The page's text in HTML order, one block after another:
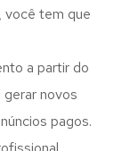
você tem que
a partir do
novos
pagos.